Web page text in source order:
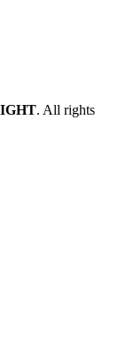
. All rights